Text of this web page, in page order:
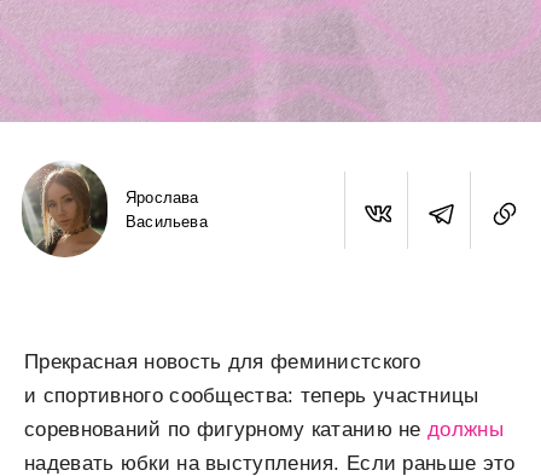
Ярослава
Васильева
Прекрасная новость для феминистского
и спортивного сообщества: теперь участницы
соревнований по фигурному катанию недолжны
надевать юбки на выступления. Если раньше это